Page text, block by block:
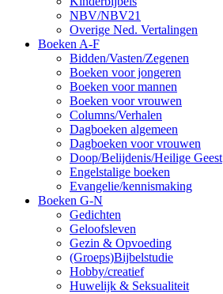
NBV/NBV21
Overige Ned. Vertalingen
Boeken A-F
Bidden/Vasten/Zegenen
Boeken voor jongeren
Boeken voor mannen
Boeken voor vrouwen
Columns/Verhalen
Dagboeken algemeen
Dagboeken voor vrouwen
Doop/Belijdenis/Heilige Geest
Engelstalige boeken
Evangelie/kennismaking
Boeken G-N
Gedichten
Geloofsleven
Gezin & Opvoeding
(Groeps)Bijbelstudie
Hobby/creatief
Huwelijk & Seksualiteit